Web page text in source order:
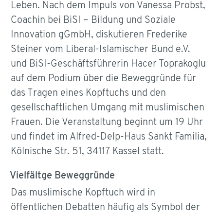
Leben. Nach dem Impuls von Vanessa Probst,
Coachin bei BiSI – Bildung und Soziale
Innovation gGmbH, diskutieren Frederike
Steiner vom Liberal-Islamischer Bund e.V.
und BiSI-Geschäftsführerin Hacer Toprakoglu
auf dem Podium über die Beweggründe für
das Tragen eines Kopftuchs und den
gesellschaftlichen Umgang mit muslimischen
Frauen. Die Veranstaltung beginnt um 19 Uhr
und findet im Alfred-Delp-Haus Sankt Familia,
Kölnische Str. 51, 34117 Kassel statt.
Vielfältge Beweggründe
Das muslimische Kopftuch wird in
öffentlichen Debatten häufig als Symbol der